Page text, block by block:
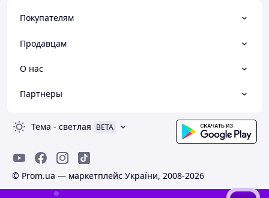
Покупателям
Продавцам
О нас
Партнеры
Тема - светлая BETA
© Prom.ua — маркетплейс України, 2008-2026